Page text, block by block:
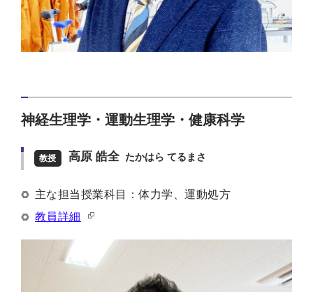
神経生理学・運動生理学・健康科学
教授 高原 皓全 たかはら てるまさ
主な担当授業科目：体力学、運動処方
教員詳細